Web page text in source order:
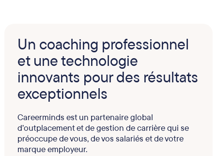
Un coaching professionnel
et une technologie
innovants pour des résultats
exceptionnels
Careerminds est un partenaire global
d’outplacement et de gestion de carrière qui se
préoccupe de vous, de vos salariés et de votre
marque employeur.